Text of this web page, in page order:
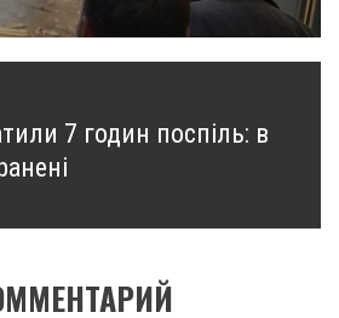
7 годин поспіль: в